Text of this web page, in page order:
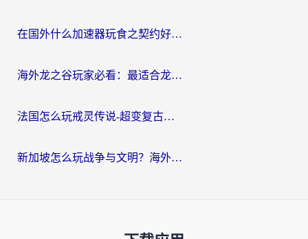
在国外什么加速器玩食之契约好用？海外党亲测有效的国服游戏加速指南
海外龙之谷玩家必看：最适合龙之谷的加速器，解决延迟卡顿还能畅玩幻书启示录和梦幻西游？
法国怎么玩戒灵传说-超变复古传奇？海外玩家国服游戏加速终极指南
新加坡怎么玩战争与文明？海外党国服游戏加速器终极避坑指南